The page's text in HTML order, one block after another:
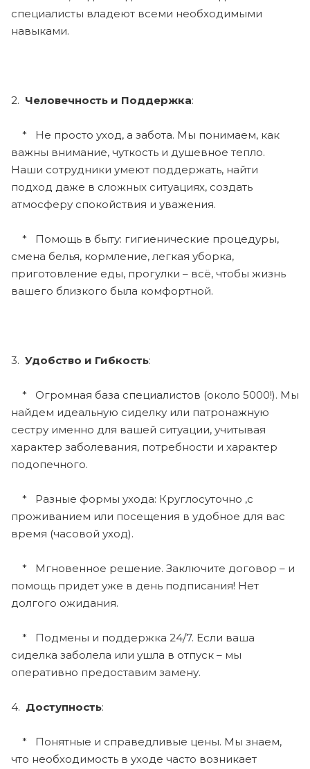
специалисты владеют всеми необходимыми
навыками.
2. Человечность и Поддержка:
* Не просто уход, а забота. Мы понимаем, как
важны внимание, чуткость и душевное тепло.
Наши сотрудники умеют поддержать, найти
подход даже в сложных ситуациях, создать
атмосферу спокойствия и уважения.
* Помощь в быту: гигиенические процедуры,
смена белья, кормление, легкая уборка,
приготовление еды, прогулки – всё, чтобы жизнь
вашего близкого была комфортной.
3. Удобство и Гибкость:
* Огромная база специалистов (около 5000!). Мы
найдем идеальную сиделку или патронажную
сестру именно для вашей ситуации, учитывая
характер заболевания, потребности и характер
подопечного.
* Разные формы ухода: Круглосуточно ,с
проживанием или посещения в удобное для вас
время (часовой уход).
* Мгновенное решение. Заключите договор – и
помощь придет уже в день подписания! Нет
долгого ожидания.
* Подмены и поддержка 24/7. Если ваша
сиделка заболела или ушла в отпуск – мы
оперативно предоставим замену.
4. Доступность:
* Понятные и справедливые цены. Мы знаем,
что необходимость в уходе часто возникает